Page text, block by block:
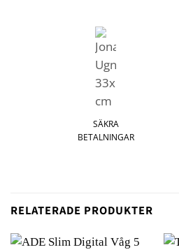
SÄKRA
BETALNINGAR
RELATERADE PRODUKTER